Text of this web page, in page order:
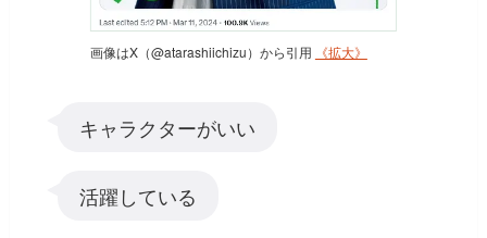
画像はX（@atarashiichizu）から引用 《拡大》
キャラクターがいい
活躍している